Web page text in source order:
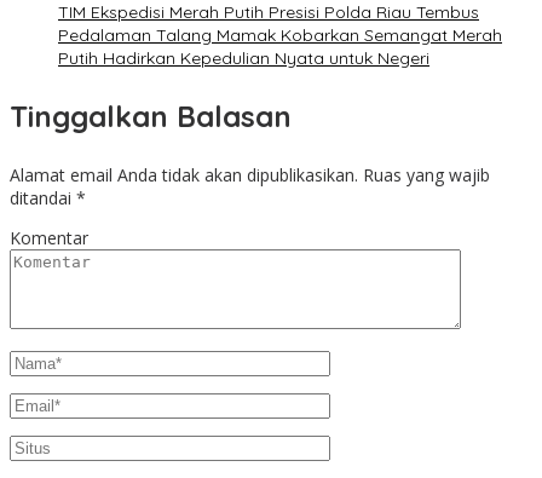
TIM Ekspedisi Merah Putih Presisi Polda Riau Tembus
Pedalaman Talang Mamak Kobarkan Semangat Merah
Putih Hadirkan Kepedulian Nyata untuk Negeri
Tinggalkan Balasan
Alamat email Anda tidak akan dipublikasikan. Ruas yang wajib
ditandai *
Komentar